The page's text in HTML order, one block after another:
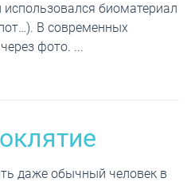
биоматериал
В современных
фото. ...
даже обычный человек в